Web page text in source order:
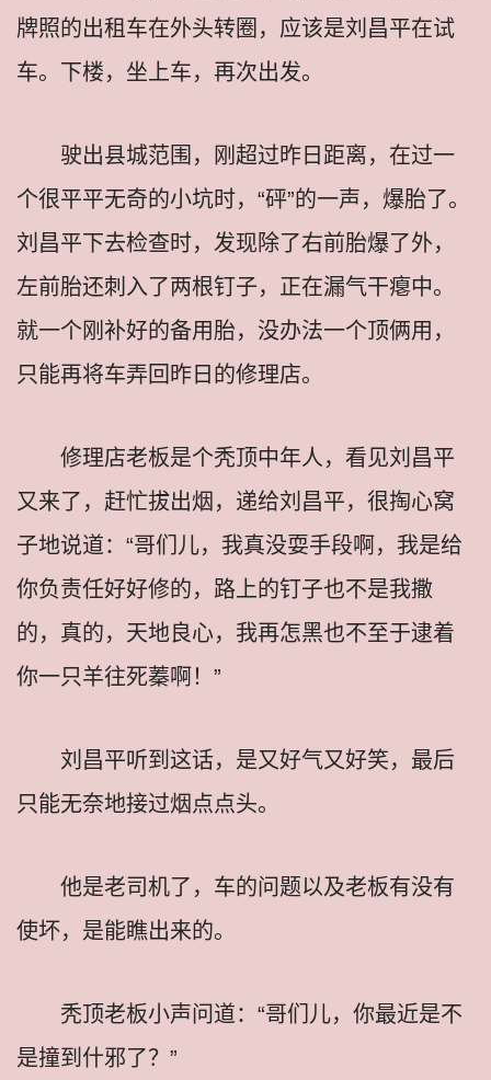
牌照的出租车在外头转圈，应该是刘昌平在试
车。下楼，坐上车，再次出发。
驶出县城范围，刚超过昨日距离，在过一
个很平平无奇的小坑时，“砰”的一声，爆胎了。
刘昌平下去检查时，发现除了右前胎爆了外，
左前胎还刺入了两根钉子，正在漏气干瘪中。
就一个刚补好的备用胎，没办法一个顶俩用，
只能再将车弄回昨日的修理店。
修理店老板是个秃顶中年人，看见刘昌平
又来了，赶忙拔出烟，递给刘昌平，很掏心窝
子地说道：“哥们儿，我真没耍手段啊，我是给
你负责任好好修的，路上的钉子也不是我撒
的，真的，天地良心，我再怎黑也不至于逮着
你一只羊往死蓁啊！”
刘昌平听到这话，是又好气又好笑，最后
只能无奈地接过烟点点头。
他是老司机了，车的问题以及老板有没有
使坏，是能瞧出来的。
秃顶老板小声问道：“哥们儿，你最近是不
是撞到什邪了？”